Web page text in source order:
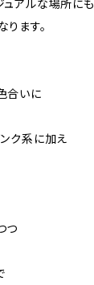
ュアルな場所にも
ます。
合いに
ク系に加え
つ